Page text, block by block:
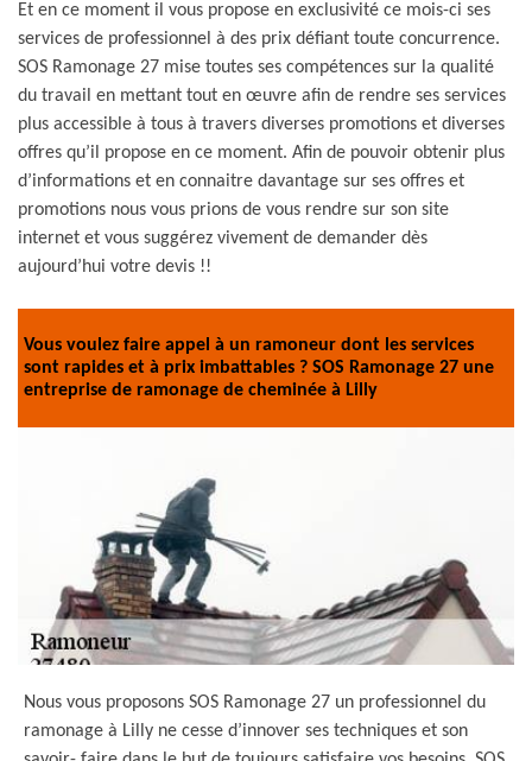
Et en ce moment il vous propose en exclusivité ce mois-ci ses
services de professionnel à des prix défiant toute concurrence.
SOS Ramonage 27 mise toutes ses compétences sur la qualité
du travail en mettant tout en œuvre afin de rendre ses services
plus accessible à tous à travers diverses promotions et diverses
offres qu’il propose en ce moment. Afin de pouvoir obtenir plus
d’informations et en connaitre davantage sur ses offres et
promotions nous vous prions de vous rendre sur son site
internet et vous suggérez vivement de demander dès
aujourd’hui votre devis !!
Vous voulez faire appel à un ramoneur dont les services
sont rapides et à prix imbattables ? SOS Ramonage 27 une
entreprise de ramonage de cheminée à Lilly
Nous vous proposons SOS Ramonage 27 un professionnel du
ramonage à Lilly ne cesse d’innover ses techniques et son